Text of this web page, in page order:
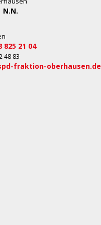
N.N.
825 21 04
48 83
fraktion-oberhausen.de